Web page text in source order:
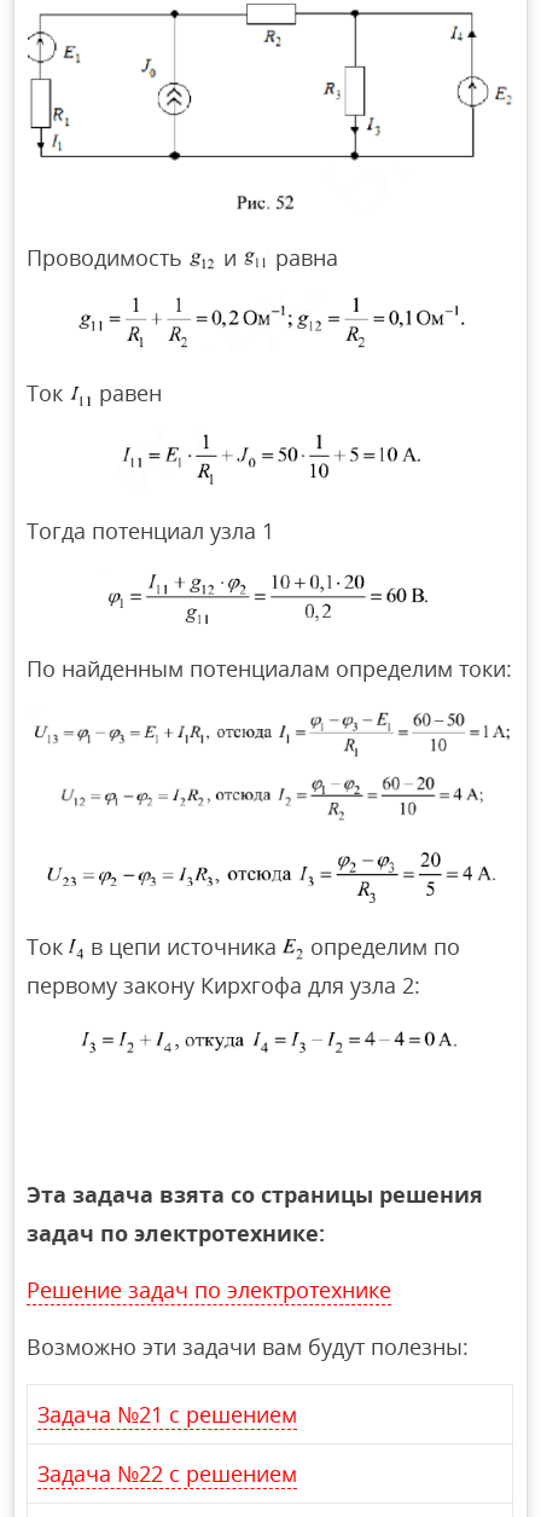
Проводимость и равна
Ток равен
Тогда потенциал узла 1
По найденным потенциалам определим токи:
Ток в цепи источника
определим по
первому закону Кирхгофа для узла 2:
Эта задача взята со страницы решения
задач по электротехнике:
Решение задач по электротехнике
Возможно эти задачи вам будут полезны:
Задача №21 с решением
Задача №22 с решением